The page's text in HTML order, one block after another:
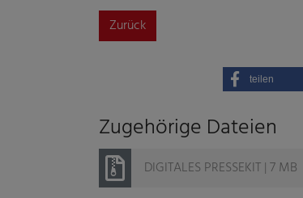
Zurück
teilen
Zugehörige Dateien
DIGITALES PRESSEKIT | 7 MB